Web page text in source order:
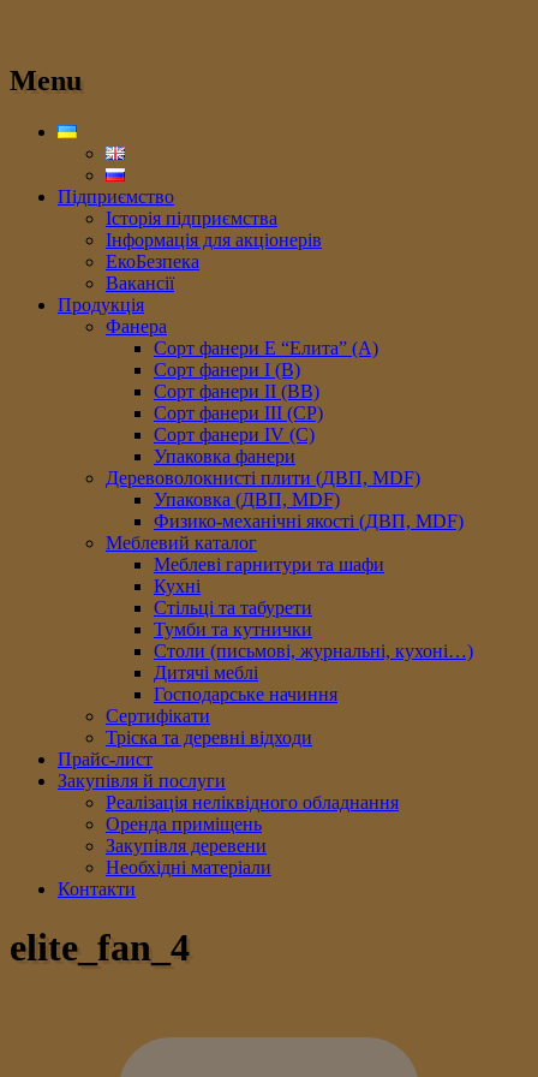
Menu
Підприємство
Історія підприємства
Інформація для акціонерів
ЕкоБезпека
Вакансії
Продукція
Фанера
Сорт фанери E “Елита” (A)
Сорт фанери I (В)
Сорт фанери II (ВB)
Сорт фанери III (CP)
Сорт фанери IV (C)
Упаковка фанери
Деревоволокнисті плити (ДВП, MDF)
Упаковка (ДВП, MDF)
Физико-механічні якості (ДВП, MDF)
Меблевий каталог
Меблеві гарнитури та шафи
Кухні
Стільці та табурети
Тумби та кутнички
Столи (письмові, журнальні, кухоні…)
Дитячі меблі
Господарське начиння
Сертифікати
Тріска та деревні відходи
Прайс-лист
Закупівля й послуги
Реалізація неліквідного обладнання
Оренда приміщень
Закупівля деревени
Необхідні матеріали
Контакти
elite_fan_4